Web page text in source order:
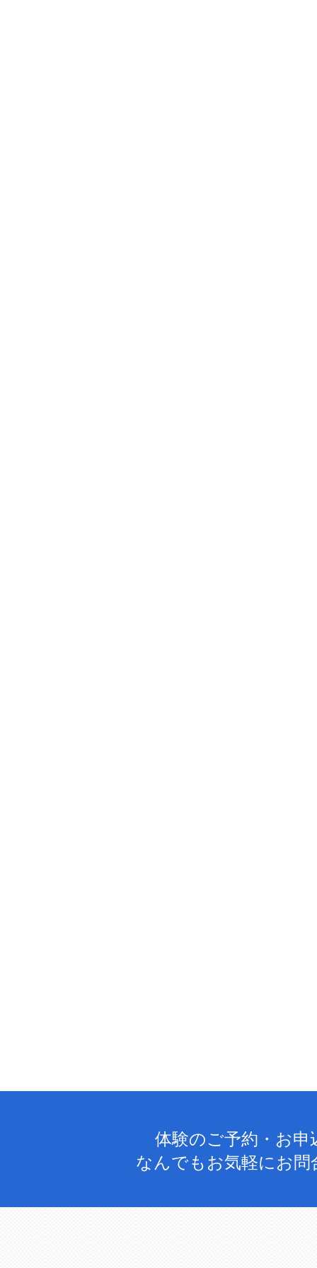
体験のご予約・お申
なんでもお気軽にお問